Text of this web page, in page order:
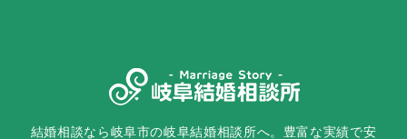
結婚相談なら岐阜市の岐阜結婚相談所へ。豊富な実績で安